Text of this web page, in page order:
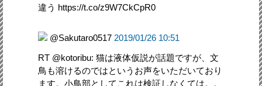
違う https://t.co/z9W7CkCpR0
@Sakutaro0517 2019/01/26 10:51
RT @kotoribu: 猫は液体仮説が話題ですが、文
鳥も溶けるのではというお声をいただいており
ます。小鳥部としてこれは検証しなくては。。